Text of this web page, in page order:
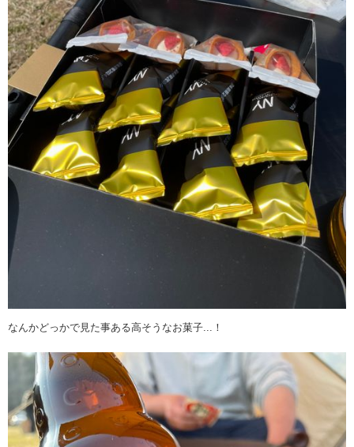
なんかどっかで見た事ある高そうなお菓子...！